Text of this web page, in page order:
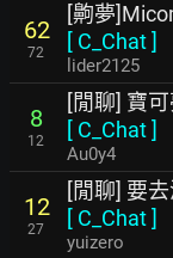
62
72
[齁夢
[ C_Chat]
lider2125
8
12
[閒聊] 寶
[ C_Chat]
Au0y4
12
27
[閒聊] 要
[ C_Chat]
yuizero